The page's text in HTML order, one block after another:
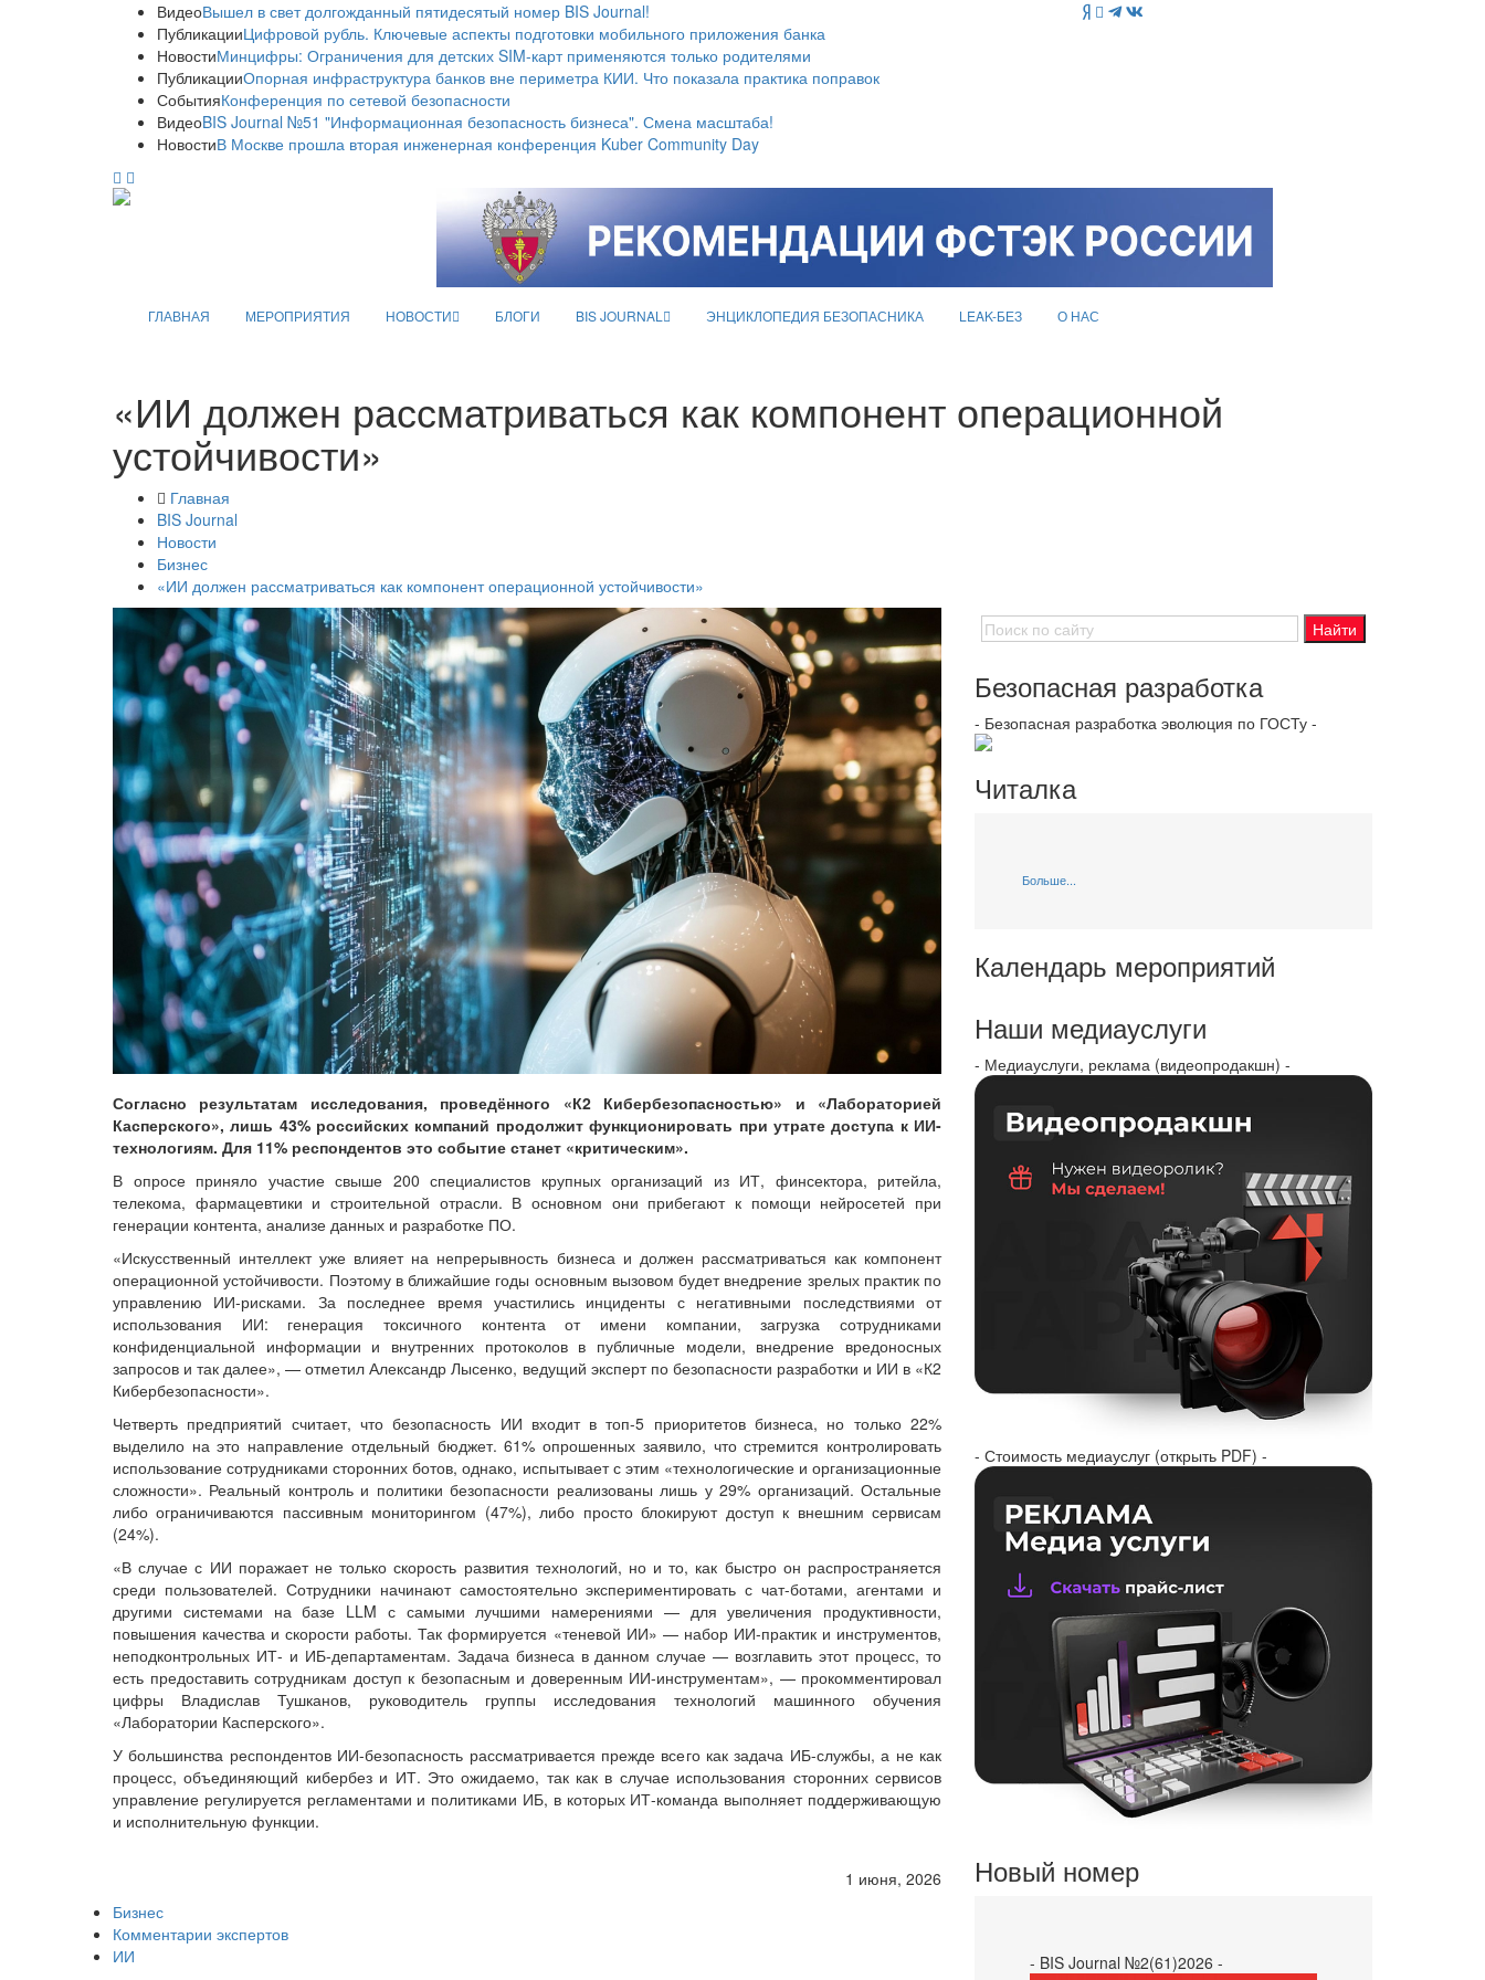
ВидеоВышел в свет долгожданный пятидесятый номер BIS Journal!
ПубликацииЦифровой рубль. Ключевые аспекты подготовки мобильного приложения банка
НовостиМинцифры: Ограничения для детских SIM-карт применяются только родителями
ПубликацииОпорная инфраструктура банков вне периметра КИИ. Что показала практика поправок
СобытияКонференция по сетевой безопасности
ВидеоBIS Journal №51 "Информационная безопасность бизнеса". Смена масштаба!
НовостиВ Москве прошла вторая инженерная конференция Kuber Community Day
ГЛАВНАЯ МЕРОПРИЯТИЯ НОВОСТИ БЛОГИ BIS JOURNAL ЭНЦИКЛОПЕДИЯ БЕЗОПАСНИКА LEAK-БЕЗ О НАС
«ИИ должен рассматриваться как компонент операционной
устойчивости»
Главная
BIS Journal
Новости
Бизнес
«ИИ должен рассматриваться как компонент операционной устойчивости»
Согласно результатам исследования, проведённого «К2 Кибербезопасностью» и «Лабораторией
Касперского», лишь 43% российских компаний продолжит функционировать при утрате доступа к ИИ-
технологиям. Для 11% респондентов это событие станет «критическим».
В опросе приняло участие свыше 200 специалистов крупных организаций из ИТ, финсектора, ритейла,
телекома, фармацевтики и строительной отрасли. В основном они прибегают к помощи нейросетей при
генерации контента, анализе данных и разработке ПО.
«Искусственный интеллект уже влияет на непрерывность бизнеса и должен рассматриваться как компонент
операционной устойчивости. Поэтому в ближайшие годы основным вызовом будет внедрение зрелых практик по
управлению ИИ-рисками. За последнее время участились инциденты с негативными последствиями от
использования ИИ: генерация токсичного контента от имени компании, загрузка сотрудниками
конфиденциальной информации и внутренних протоколов в публичные модели, внедрение вредоносных
запросов и так далее», — отметил Александр Лысенко, ведущий эксперт по безопасности разработки и ИИ в «К2
Кибербезопасности».
Четверть предприятий считает, что безопасность ИИ входит в топ-5 приоритетов бизнеса, но только 22%
выделило на это направление отдельный бюджет. 61% опрошенных заявило, что стремится контролировать
использование сотрудниками сторонних ботов, однако, испытывает с этим «технологические и организационные
сложности». Реальный контроль и политики безопасности реализованы лишь у 29% организаций. Остальные
либо ограничиваются пассивным мониторингом (47%), либо просто блокируют доступ к внешним сервисам
(24%).
«В случае с ИИ поражает не только скорость развития технологий, но и то, как быстро он распространяется
среди пользователей. Сотрудники начинают самостоятельно экспериментировать с чат-ботами, агентами и
другими системами на базе LLM с самыми лучшими намерениями — для увеличения продуктивности,
повышения качества и скорости работы. Так формируется «теневой ИИ» — набор ИИ-практик и инструментов,
неподконтрольных ИТ- и ИБ-департаментам. Задача бизнеса в данном случае — возглавить этот процесс, то
есть предоставить сотрудникам доступ к безопасным и доверенным ИИ-инструментам», — прокомментировал
цифры Владислав Тушканов, руководитель группы исследования технологий машинного обучения
«Лаборатории Касперского».
У большинства респондентов ИИ-безопасность рассматривается прежде всего как задача ИБ-службы, а не как
процесс, объединяющий кибербез и ИТ. Это ожидаемо, так как в случае использования сторонних сервисов
управление регулируется регламентами и политиками ИБ, в которых ИТ-команда выполняет поддерживающую
и исполнительную функции.
1 июня, 2026
Бизнес
Комментарии экспертов
ИИ
Безопасная разработка
- Безопасная разработка эволюция по ГОСТу -
Читалка
Больше...
Календарь мероприятий
Наши медиауслуги
- Медиауслуги, реклама (видеопродакшн) -
- Стоимость медиауслуг (открыть PDF) -
Новый номер
- BIS Journal №2(61)2026 -